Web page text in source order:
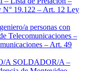
19.122 – Art. 12 Ley
a personas con
Telecomunicaciones –
– Art. 49
A SOLDADOR/A –